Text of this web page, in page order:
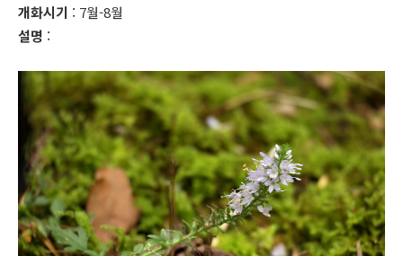
개화시기 : 7월-8월
설명 :